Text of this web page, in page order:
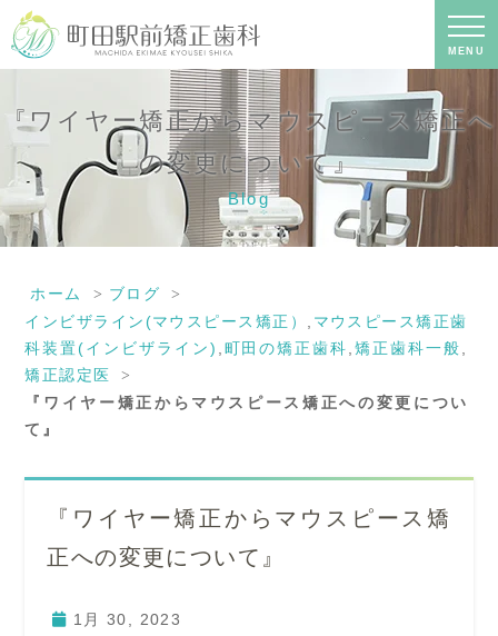
MENU
『ワイヤー矯正からマウスピース矯正
への変更について』｜町田の矯正歯科
専門の歯科医院｜土日診療-町田駅前矯
正歯科
『ワイヤー矯正からマウスピース矯正へ
の変更について』
Blog
ホーム
ブログ
インビザライン(マウスピース矯正）
マウスピース矯正歯
科装置(インビザライン) 町田の矯正歯科 矯正歯科一般
矯正認定医
『ワイヤー矯正からマウスピース矯正への変更につい
て』
『ワイヤー矯正からマウスピース矯
正への変更について』
1月 30, 2023